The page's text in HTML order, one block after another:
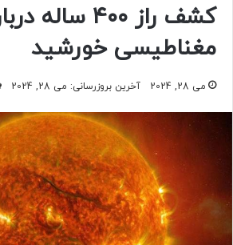
کشف راز ۴۰۰
مغناطیسی خورشید
می 28, 2024 آخرین بروزرسانی: می 28, 2024